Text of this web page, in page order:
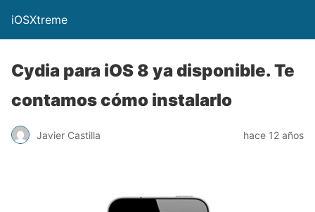
iOSXtreme
Cydia para iOS 8 ya disponible. Te
contamos cómo instalarlo
Javier Castilla hace 12 años